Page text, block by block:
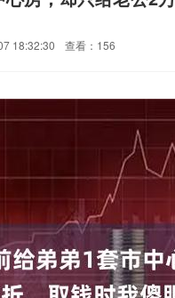
18:32:30 查看：156